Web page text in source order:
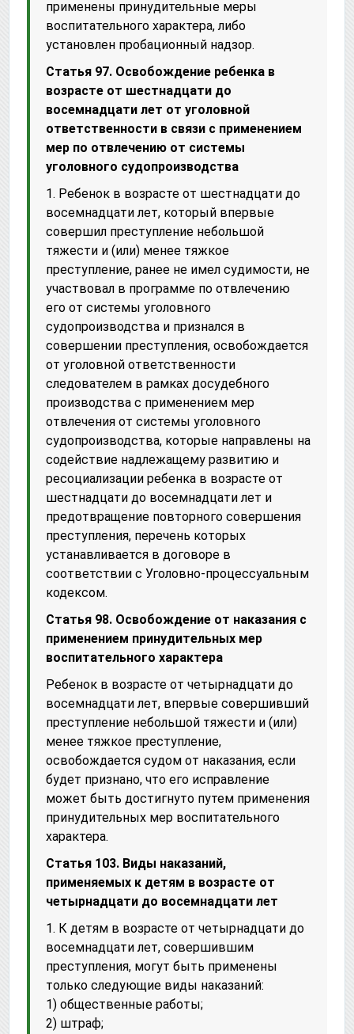
применены принудительные меры
воспитательного характера, либо
установлен пробационный надзор.
Статья 97. Освобождение ребенка в
возрасте от шестнадцати до
восемнадцати лет от уголовной
ответственности в связи с применением
мер по отвлечению от системы
уголовного судопроизводства
1. Ребенок в возрасте от шестнадцати до
восемнадцати лет, который впервые
совершил преступление небольшой
тяжести и (или) менее тяжкое
преступление, ранее не имел судимости, не
участвовал в программе по отвлечению
его от системы уголовного
судопроизводства и признался в
совершении преступления, освобождается
от уголовной ответственности
следователем в рамках досудебного
производства с применением мер
отвлечения от системы уголовного
судопроизводства, которые направлены на
содействие надлежащему развитию и
ресоциализации ребенка в возрасте от
шестнадцати до восемнадцати лет и
предотвращение повторного совершения
преступления, перечень которых
устанавливается в договоре в
соответствии с Уголовно-процессуальным
кодексом.
Статья 98. Освобождение от наказания с
применением принудительных мер
воспитательного характера
Ребенок в возрасте от четырнадцати до
восемнадцати лет, впервые совершивший
преступление небольшой тяжести и (или)
менее тяжкое преступление,
освобождается судом от наказания, если
будет признано, что его исправление
может быть достигнуто путем применения
принудительных мер воспитательного
характера.
Статья 103. Виды наказаний,
применяемых к детям в возрасте от
четырнадцати до восемнадцати лет
1. К детям в возрасте от четырнадцати до
восемнадцати лет, совершившим
преступления, могут быть применены
только следующие виды наказаний:
1) общественные работы;
2) штраф;